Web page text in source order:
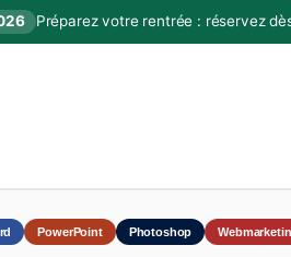
Préparez votre rentrée : réservez
PowerPoint Photoshop